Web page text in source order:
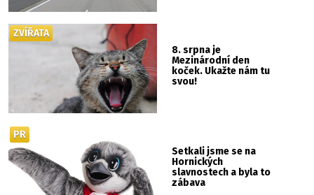
8. srpna je
Mezinárodní den
koček. Ukažte nám tu
svou!
ZVÍŘATA
Setkali jsme se na
Hornických
slavnostech a byla to
zábava
PR